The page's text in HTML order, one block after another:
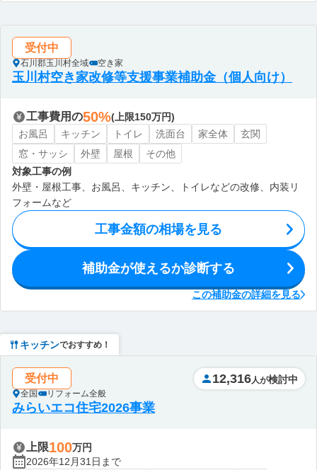
受付中
石川郡玉川村全域 空き家
玉川村空き家改修等支援事業補助金（個人向け）
工事費用の50%(上限150万円)
お風呂
キッチン トイレ 洗面台 家全体
玄関
窓・サッシ
外壁 屋根
その他
対象工事の例
外壁・屋根工事、お風呂、キッチン、トイレなどの改修、内装リ
フォームなど
工事金額の相場を見る
補助金が使えるか診断する
この補助金の詳細を見る
キッチンでおすすめ！
受付中
全国 リフォーム全般
12,316 人が検討中
みらいエコ住宅2026事業
上限100万円
2026年12月31日まで